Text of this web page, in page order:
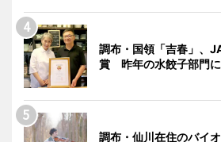
調布・国領「吉春」、
賞 昨年の水餃子部門に
調布・仙川在住のバイ